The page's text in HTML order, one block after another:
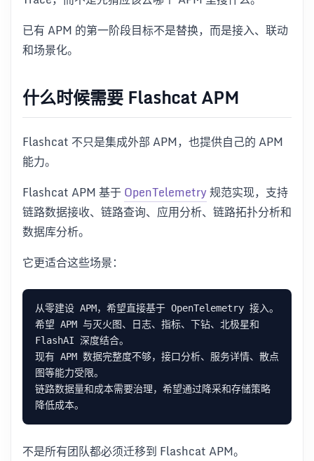
已有 APM 的第一阶段目标不是替换，而是接入、联动
和场景化。
什么时候需要 Flashcat APM
Flashcat 不只是集成外部 APM，也提供自己的 APM
能力。
Flashcat APM 基于OpenTelemetry规范实现，支持
链路数据接收、链路查询、应用分析、链路拓扑分析和
数据库分析。
它更适合这些场景：
希望 APM 与灭火图、日志、指标、下钻、北极星和
现有 APM 数据完整度不够，接口分析、服务详情、散点
链路数据量和成本需要治理，希望通过降采和存储策略
不是所有团队都必须迁移到 Flashcat APM。